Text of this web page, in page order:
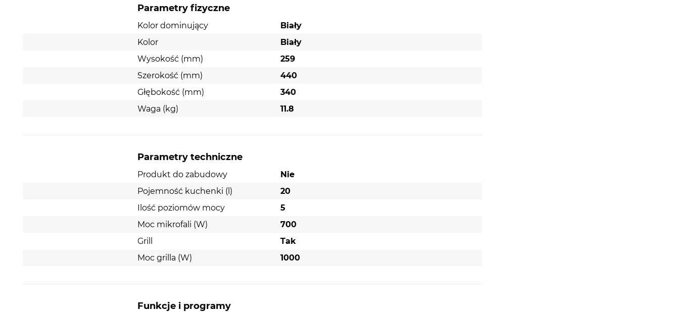
Parametry fizyczne
Kolor dominujący
Biały
Kolor
Biały
Wysokość (mm)
259
Szerokość (mm)
440
Głębokość (mm)
340
Waga (kg)
11.8
Parametry techniczne
Produkt do zabudowy
Nie
Pojemność kuchenki (l)
20
Ilość poziomów mocy
5
Moc mikrofali (W)
700
Grill
Tak
Moc grilla (W)
1000
Funkcje i programy